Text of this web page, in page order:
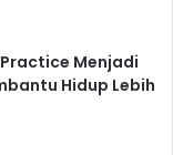
Menjadi
Hidup Lebih